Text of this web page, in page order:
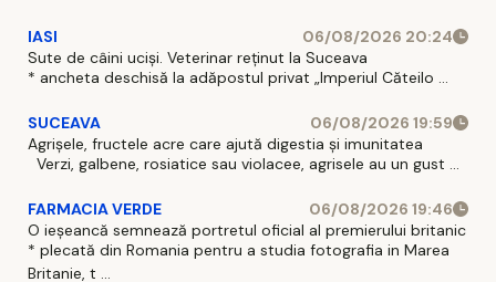
IASI
06/08/2026 20:24
Sute de câini uciși. Veterinar reținut la Suceava
* ancheta deschisă la adăpostul privat „Imperiul Căteilo ...
SUCEAVA
06/08/2026 19:59
Agrișele, fructele acre care ajută digestia și imunitatea
Verzi, galbene, rosiatice sau violacee, agrisele au un gust ...
FARMACIA VERDE
06/08/2026 19:46
O ieșeancă semnează portretul oficial al premierului britanic
* plecată din Romania pentru a studia fotografia in Marea
Britanie, t ...